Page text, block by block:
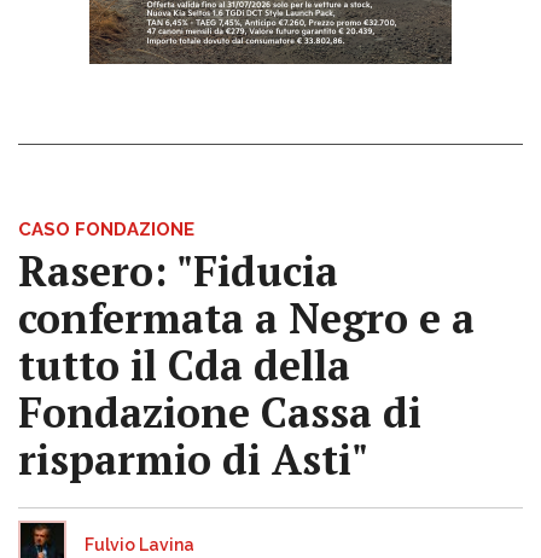
CASO FONDAZIONE
Rasero: "Fiducia
confermata a Negro e a
tutto il Cda della
Fondazione Cassa di
risparmio di Asti"
Fulvio Lavina